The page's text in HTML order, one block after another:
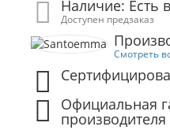
Наличие: Есть
Доступен предзаказ
Смотреть
Официальная
производителя